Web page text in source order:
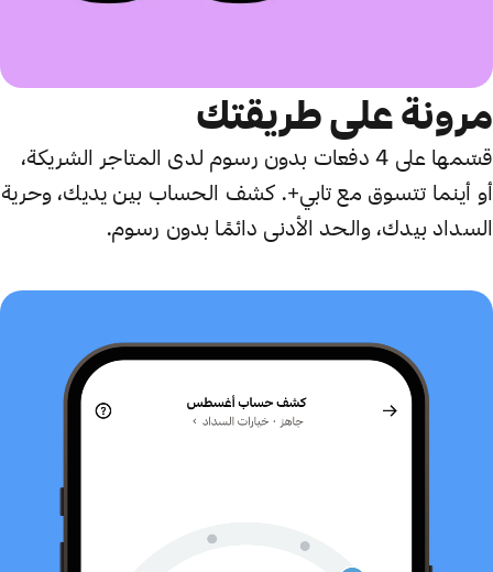
مرونة على طريقتك
قسّمها على 4 دفعات بدون رسوم لدى المتاجر الشريكة،
أو أينما تتسوق مع تابي+. كشف الحساب بين يديك، وحرية
السداد بيدك، والحد الأدنى دائمًا بدون رسوم.